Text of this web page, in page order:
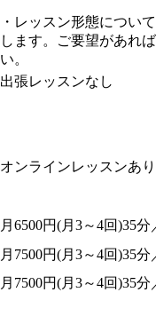
・レッスン形態につい
します。ご要望があれ
い。
出張レッスンなし
オンラインレッスンあり
月6500円(月3～4回)35分
月7500円(月3～4回)35分
月7500円(月3～4回)35分